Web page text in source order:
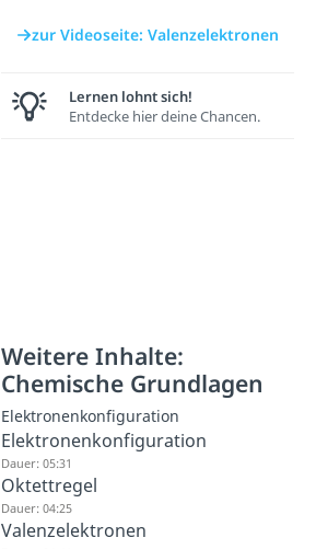
zur Videoseite: Valenzelektronen
Lernen lohnt sich!
Entdecke hier deine Chancen.
Weitere Inhalte:
Chemische Grundlagen
Elektronenkonfiguration
Elektronenkonfiguration
Dauer: 05:31
Oktettregel
Dauer: 04:25
Valenzelektronen